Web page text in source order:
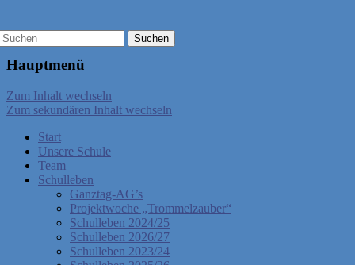
Hauptmenü
Zum Inhalt wechseln
Zum sekundären Inhalt wechseln
Start
Unsere Schule
Team
Schulleben
Ganztag-AG’s
Projektwoche „Trommelzauber“
Schulleben 2024/25
Schulleben 2026/27
Schulleben 2023/24